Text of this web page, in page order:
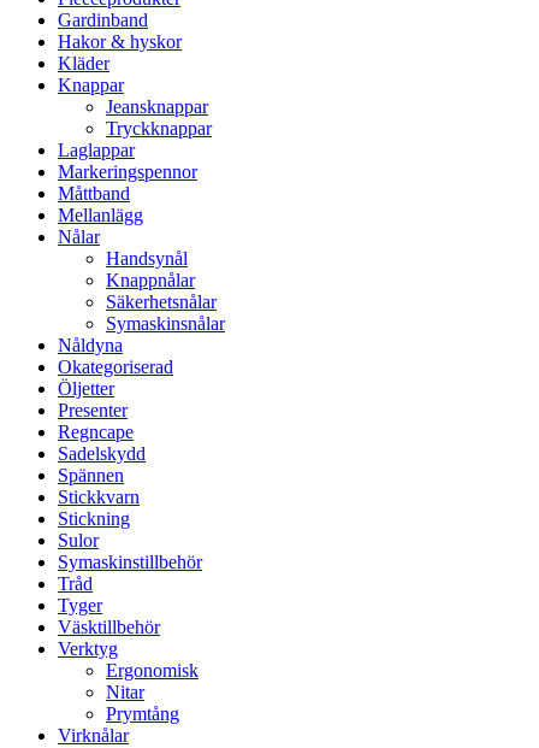
Gardinband
Hakor & hyskor
Kläder
Knappar
Jeansknappar
Tryckknappar
Laglappar
Markeringspennor
Måttband
Mellanlägg
Nålar
Handsynål
Knappnålar
Säkerhetsnålar
Symaskinsnålar
Nåldyna
Okategoriserad
Öljetter
Presenter
Regncape
Sadelskydd
Spännen
Stickkvarn
Stickning
Sulor
Symaskinstillbehör
Tråd
Tyger
Väsktillbehör
Verktyg
Ergonomisk
Nitar
Prymtång
Virknålar